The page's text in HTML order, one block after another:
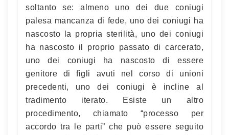
soltanto se: almeno uno dei due coniugi
palesa mancanza di fede, uno dei coniugi ha
nascosto la propria sterilità, uno dei coniugi
ha nascosto il proprio passato di carcerato,
uno dei coniugi ha nascosto di essere
genitore di figli avuti nel corso di unioni
precedenti, uno dei coniugi è incline al
tradimento iterato. Esiste un altro
procedimento, chiamato “processo per
accordo tra le parti” che può essere seguito